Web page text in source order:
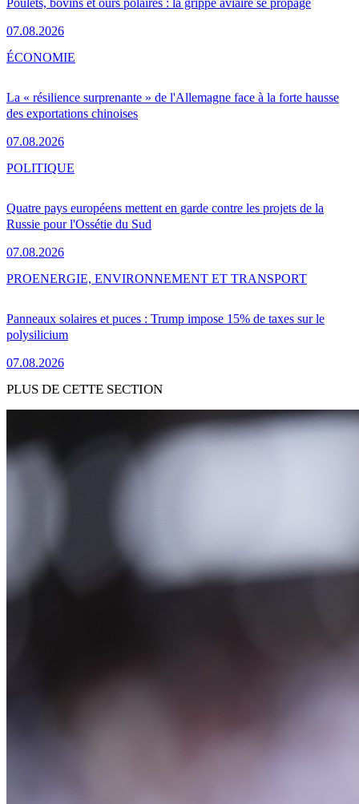
Poulets, bovins et ours polaires : la grippe aviaire se propage
07.08.2026
La « résilience surprenante » de l'Allemagne face à la forte hausse
des exportations chinoises
07.08.2026
ÉCONOMIE
Quatre pays européens mettent en garde contre les projets de la
Russie pour l'Ossétie du Sud
07.08.2026
POLITIQUE
Panneaux solaires et puces : Trump impose 15% de taxes sur le
polysilicium
07.08.2026
PROENERGIE, ENVIRONNEMENT ET TRANSPORT
PLUS DE CETTE SECTION